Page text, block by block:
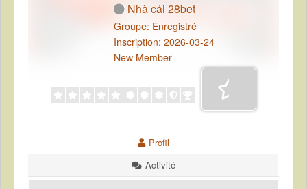
Nhà cái 28bet
Groupe: Enregistré
Inscription: 2026-03-24
New Member
Profil
Activité